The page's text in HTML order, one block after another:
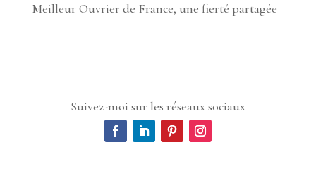
Meilleur Ouvrier de France, une fierté partagée
Suivez-moi sur les réseaux sociaux